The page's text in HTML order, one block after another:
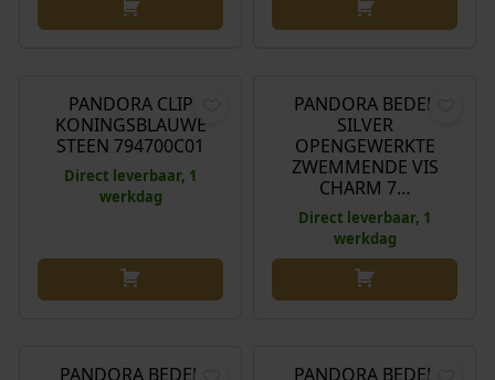
PANDORA CLIP
KONINGSBLAUWE
STEEN 794700C01
Direct leverbaar, 1
werkdag
PANDORA BEDEL
SILVER
OPENGEWERKTE
ZWEMMENDE VIS
CHARM 7…
Direct leverbaar, 1
werkdag
PANDORA BEDEL PANDORA BEDEL